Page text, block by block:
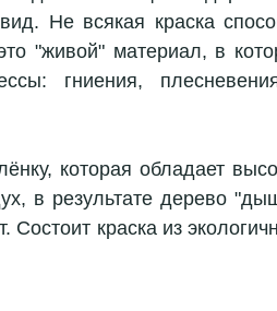
Не всякая краска
"живой" материал, в
гниения,
которая обладает
в результате дерево
краска из